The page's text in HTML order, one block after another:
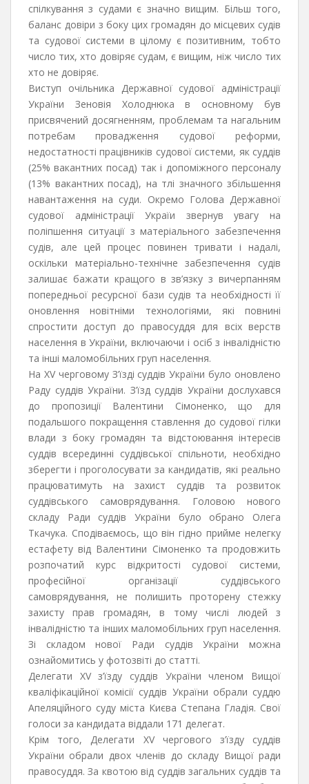
спілкування з судами є значно вищим. Більш того,
баланс довіри з боку цих громадян до місцевих судів
та судової системи в цілому є позитивним, тобто
число тих, хто довіряє судам, є вищим, ніж число тих
хто не довіряє.
Виступ очільника Державної судової адміністрації
України Зеновія Холоднюка в основному був
присвячений досягненням, проблемам та нагальним
потребам провадження судової реформи,
недостатності працівників судової системи, як суддів
(25% вакантних посад) так і допоміжного персоналу
(13% вакантних посад), на тлі значного збільшення
навантаження на суди. Окремо Голова Державної
судової адміністрації Україи звернув увагу на
поліпшення ситуації з матеріального забезпечення
судів, але цей процес повинен тривати і надалі,
оскільки матеріально-технічне забезпечення судів
залишає бажати кращого в зв’язку з вичерпанням
попередньої ресурсної бази судів та необхідності її
оновлення новітніми технологіями, які повнині
спростити доступ до правосуддя для всіх верств
населення в України, включаючи і осіб з інвалідністю
та інші маломобільних груп населення.
На ХV черговому З’їзді суддів України було оновлено
Раду суддів України. З’їзд суддів України дослухався
до пропозиції Валентини Сімоненко, що для
подальшого покращення ставлення до судової гілки
влади з боку громадян та відстоювання інтересів
суддів всерединні суддівської спільноти, необхідно
зберегти і проголосувати за кандидатів, які реально
працюватимуть на захист суддів та розвиток
суддівського самоврядування. Головою нового
складу Ради суддів України було обрано Олега
Ткачука. Сподіваємось, що він гідно прийме нелегку
естафету від Валентини Сімоненко та продовжить
розпочатий курс відкритості судової системи,
професійної організації суддівського
самоврядування, не полишить проторену стежку
захисту прав громадян, в тому числі людей з
інвалідністю та інших маломобільних груп населення.
Зі складом нової Ради суддів України можна
ознайомитись у фотозвіті до статті.
Делегати XV з’їзду суддів України членом Вищої
кваліфікаційної комісії суддів України обрали суддю
Апеляційного суду міста Києва Степана Гладія. Свої
голоси за кандидата віддали 171 делегат.
Крім того, Делегати XV чергового з’їзду суддів
України обрали двох членів до складу Вищої ради
правосуддя. За квотою від суддів загальних суддів та